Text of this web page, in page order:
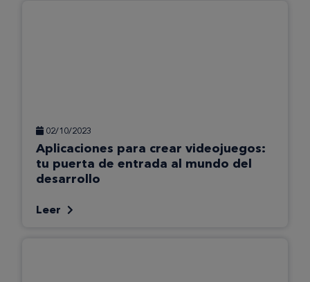
02/10/2023
Aplicaciones para crear videojuegos:
tu puerta de entrada al mundo del
desarrollo
Leer